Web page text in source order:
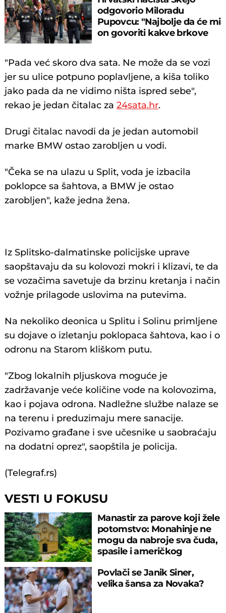
odgovorio Miloradu
Pupovcu: "Najbolje da će mi
on govoriti kakve brkove
"Pada već skoro dva sata. Ne može da se vozi
jer su ulice potpuno poplavljene, a kiša toliko
jako pada da ne vidimo ništa ispred sebe",
rekao je jedan čitalac za24sata.hr.
Drugi čitalac navodi da je jedan automobil
marke BMW ostao zarobljen u vodi.
"Čeka se na ulazu u Split, voda je izbacila
poklopce sa šahtova, a BMW je ostao
zarobljen", kaže jedna žena.
Iz Splitsko-dalmatinske policijske uprave
saopštavaju da su kolovozi mokri i klizavi, te da
se vozačima savetuje da brzinu kretanja i način
vožnje prilagode uslovima na putevima.
Na nekoliko deonica u Splitu i Solinu primljene
su dojave o izletanju poklopaca šahtova, kao i o
odronu na Starom kliškom putu.
"Zbog lokalnih pljuskova moguće je
zadržavanje veće količine vode na kolovozima,
kao i pojava odrona. Nadležne službe nalaze se
na terenu i preduzimaju mere sanacije.
Pozivamo građane i sve učesnike u saobraćaju
na dodatni oprez", saopštila je policija.
(Telegraf.rs)
VESTI U FOKUSU
Manastir za parove koji žele
potomstvo: Monahinje ne
mogu da nabroje sva čuda,
spasile i američkog
Povlači se Janik Siner,
velika šansa za Novaka?